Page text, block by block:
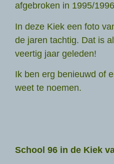
afgebroken in 1995/
In deze Kiek een foto
de jaren tachtig. Dat is
veertig jaar geleden!
Ik ben erg benieuwd of
weet te noemen.
School 96 in de Kiek